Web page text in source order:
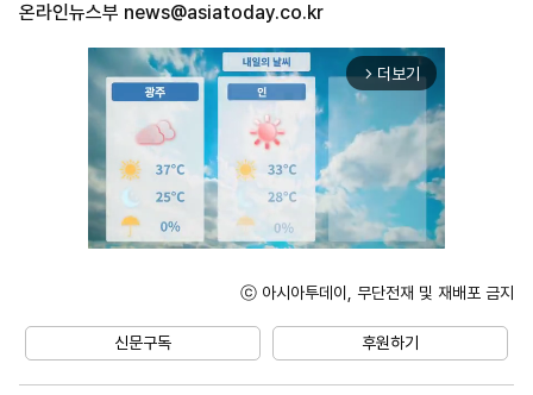
온라인뉴스부 news@asiatoday.co.kr
arrow_forward_ios 더보기
ⓒ 아시아투데이, 무단전재 및 재배포 금지
신문구독 후원하기